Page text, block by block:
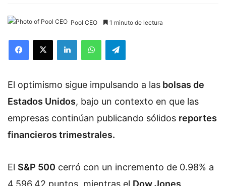
Pool CEO 1 minuto de lectura
El optimismo sigue impulsando a las bolsas de
Estados Unidos, bajo un contexto en que las
empresas continúan publicando sólidos reportes
financieros trimestrales.
El S&P 500 cerró con un incremento de 0.98% a
4,596.42 puntos, mientras el Dow Jones